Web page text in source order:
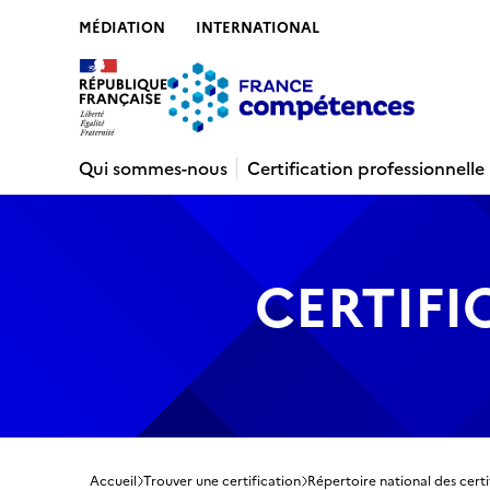
MÉDIATION INTERNATIONAL
Qui sommes-nous
Certification professionnelle
Accueil Trouver une certification Répertoire national des